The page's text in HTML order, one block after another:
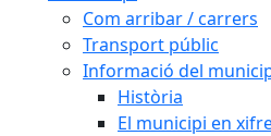
Com arribar / carrers
Transport públic
Informació del
Història
El municipi en